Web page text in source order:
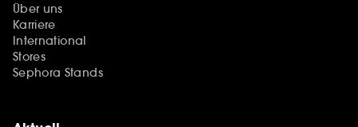
Über uns
Karriere
International
Stores
Sephora Stands